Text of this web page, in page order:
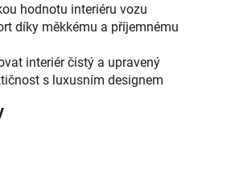
hodnotu interiéru vozu
díky měkkému a příjemnému
interiér čistý a upravený
s luxusním designem